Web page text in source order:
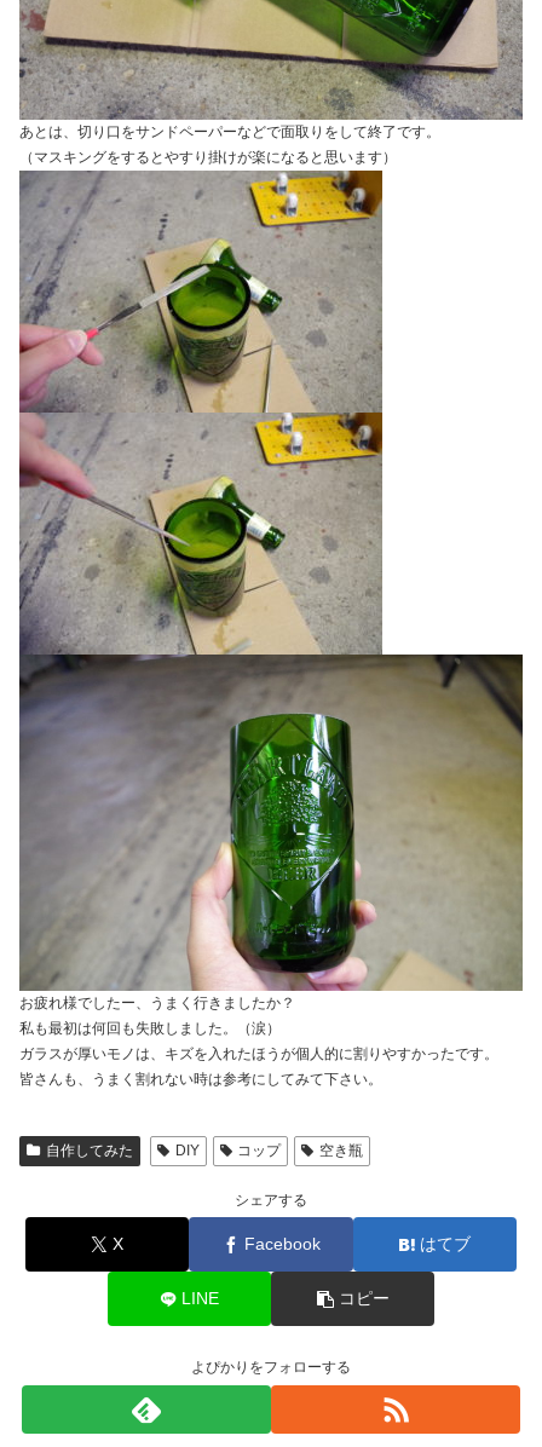
あとは、切り口をサンドペーパーなどで面取りをして終了です。
（マスキングをするとやすり掛けが楽になると思います）
お疲れ様でしたー、うまく行きましたか？
私も最初は何回も失敗しました。（涙）
ガラスが厚いモノは、キズを入れたほうが個人的に割りやすかったです。
皆さんも、うまく割れない時は参考にしてみて下さい。
自作してみた DIY コップ 空き瓶
シェアする
X Facebook はてブ
LINE コピー
よぴかりをフォローする